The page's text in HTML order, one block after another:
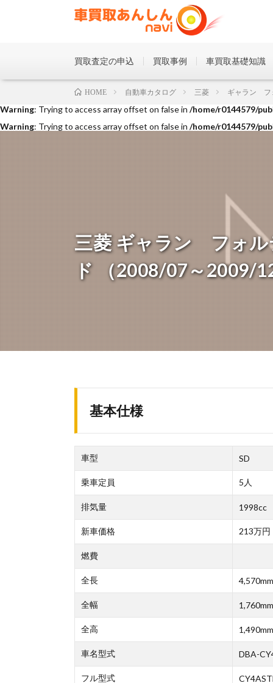
: Trying to access array offset on false in /home/r0144579/
Warning: Trying to access array offset on false in /home/r0144579/
Warning: Trying to access array offset on false in /home/r0144579/
買取査定の申込 買取事例 車買取基礎知識
三菱 ギャラン フォル
ド （2008/07～2009/
HOME 自動車カタログ 三菱 ギャラン フ
基本仕様
車型 SD
乗車定員 5人
排気量 1998cc
新車価格 213万円
燃費
全長 4,570mm
全幅 1,760mm
全高 1,490mm
車名型式 DBA-
フル型式